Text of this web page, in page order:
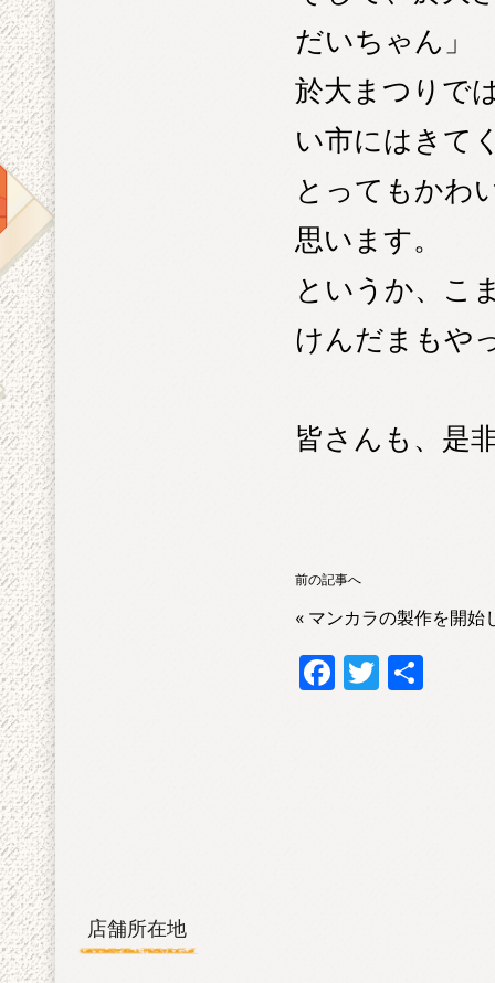
だいちゃん」
於大まつりで
い市にはきて
とってもかわ
思います。
というか、こ
けんだまもや
皆さんも、是
前の記事へ
« マンカラの製作を開始
F T
店舗所在地